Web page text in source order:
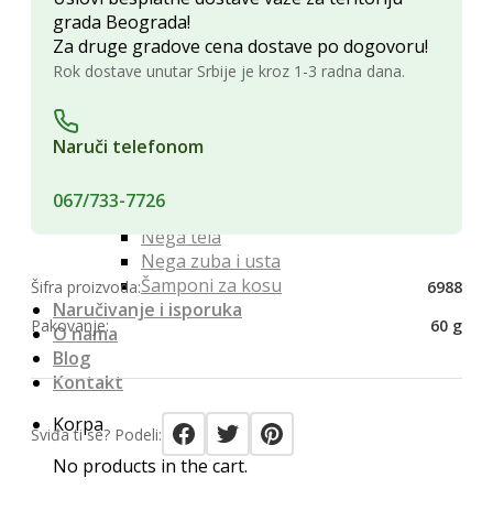
Namenski čajevi
Konditori
Bombone
Slane grickalice
Kozmetika i Higijena
Nega Lica
Nega tela
Nega zuba i usta
Šamponi za kosu
Naručivanje i isporuka
O nama
Blog
Kontakt
Korpa
No products in the cart.
grada Beograda!
Za druge gradove cena dostave po dogovoru!
Rok dostave unutar Srbije je kroz 1-3 radna dana.
Naruči telefonom
067/733-7726
Šifra proizvoda:
6988
Pakovanje:
60 g
Sviđa ti se? Podeli: